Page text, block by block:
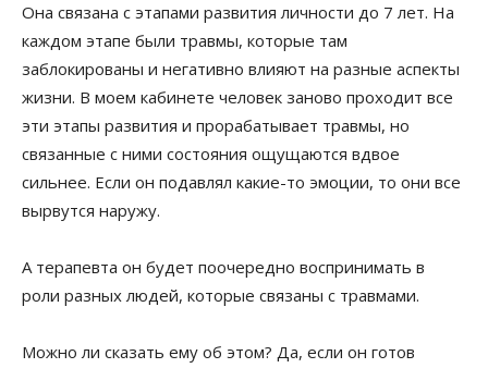
Она связана с этапами развития личности до 7 лет. На
каждом этапе были травмы, которые там
заблокированы и негативно влияют на разные аспекты
жизни. В моем кабинете человек заново проходит все
эти этапы развития и прорабатывает травмы, но
связанные с ними состояния ощущаются вдвое
сильнее. Если он подавлял какие-то эмоции, то они все
вырвутся наружу.
А терапевта он будет поочередно воспринимать в
роли разных людей, которые связаны с травмами.
Можно ли сказать ему об этом? Да, если он готов